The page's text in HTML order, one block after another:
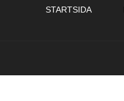
STARTSIDA